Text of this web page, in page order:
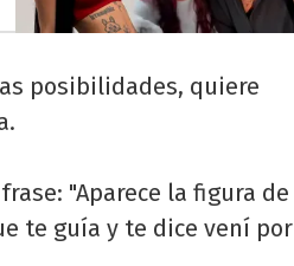
posibilidades, quiere
"Aparece la figura de
te guía y te dice vení por